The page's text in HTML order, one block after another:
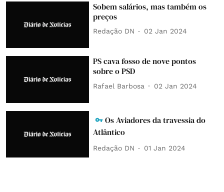
Sobem salários, mas também os
preços
Redação DN 02 Jan 2024
PS cava fosso de nove pontos
sobre o PSD
Rafael Barbosa 02 Jan 2024
Os Aviadores da travessia do
Atlântico
Redação DN 01 Jan 2024